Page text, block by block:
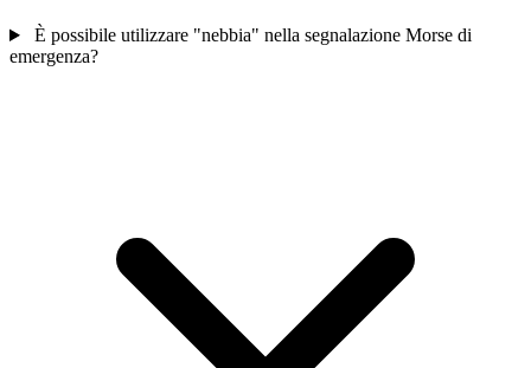
È possibile utilizzare "nebbia" nella segnalazione Morse di
emergenza?